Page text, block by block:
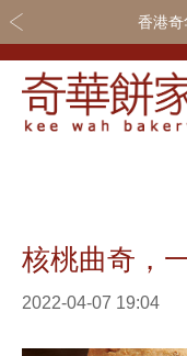
香港
最新推广
网店商城
核桃曲奇，
2022-04-07 19:04